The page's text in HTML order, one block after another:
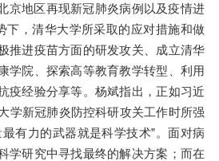
京地区再现新冠肺炎病例以及疫情进
下，清华大学所采取的应对措施和做
推进疫苗方面的研发攻关、成立清华
学院、探索高等教育教学转型、利用
疫经验分享等。杨斌指出，正如习近
学新冠肺炎防控科研攻关工作时所强
有力的武器就是科学技术”。面对病
学研究中寻找最终的解决方案；而在